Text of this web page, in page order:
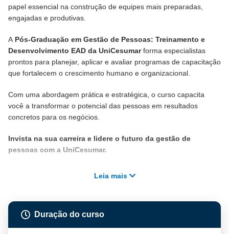
papel essencial na construção de equipes mais preparadas,
engajadas e produtivas.
A Pós-Graduação em Gestão de Pessoas: Treinamento e
Desenvolvimento EAD da UniCesumarforma especialistas
prontos para planejar, aplicar e avaliar programas de capacitação
que fortalecem o crescimento humano e organizacional.
Com uma abordagem prática e estratégica, o curso capacita
você a transformar o potencial das pessoas em resultados
concretos para os negócios.
Invista na sua carreira e lidere o futuro da gestão de
pessoas com a UniCesumar.
Leia mais
Duração do curso